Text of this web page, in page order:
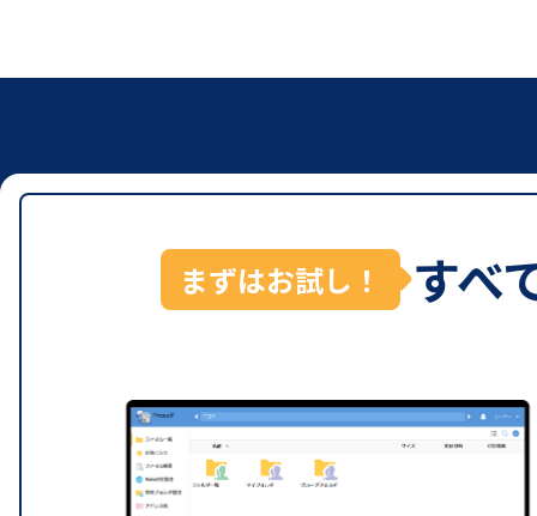
まずはお試し！ すべ